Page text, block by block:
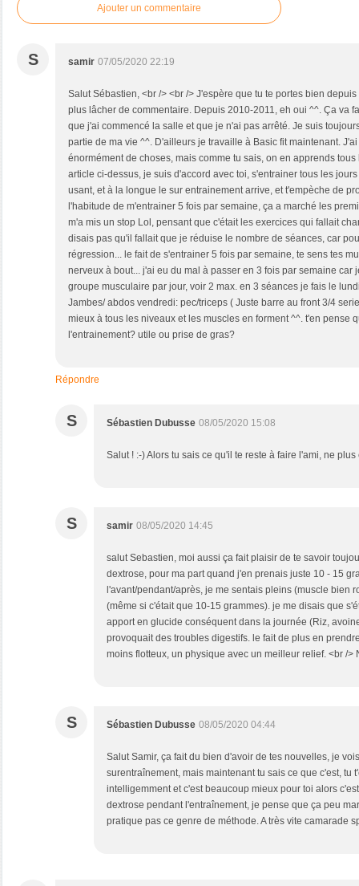
Ajouter un commentaire
S samir 07/05/2020 22:19
Salut Sébastien, <br /> <br /> J'espère que tu te portes bien
plus lâcher de commentaire. Depuis 2010-2011, eh oui ^^. Ça va
que j'ai commencé la salle et que je n'ai pas arrêté. Je suis
partie de ma vie ^^. D'ailleurs je travaille à Basic fit maintenant.
énormément de choses, mais comme tu sais, on en apprends
article ci-dessus, je suis d'accord avec toi, s'entrainer tous les
usant, et à la longue le sur entrainement arrive, et t'empèche de
l'habitude de m'entrainer 5 fois par semaine, ça a marché les
m'a mis un stop Lol, pensant que c'était les exercices qui fallait
disais pas qu'il fallait que je réduise le nombre de séances, car
régression... le fait de s'entrainer 5 fois par semaine, te sens tes
nerveux à bout... j'ai eu du mal à passer en 3 fois par semaine car
groupe musculaire par jour, voir 2 max. en 3 séances je fais le
Jambes/ abdos vendredi: pec/triceps ( Juste barre au front 3/4
mieux à tous les niveaux et les muscles en forment ^^. t'en pense
l'entrainement? utile ou prise de gras?
Répondre
S Sébastien Dubusse 08/05/2020 15:08
Salut ! :-) Alors tu sais ce qu'il te reste à faire l'ami, ne
S samir 08/05/2020 14:45
salut Sebastien, moi aussi ça fait plaisir de te savoir
dextrose, pour ma part quand j'en prenais juste 10 - 15
l'avant/pendant/après, je me sentais pleins (muscle bien
(même si c'était que 10-15 grammes). je me disais que
apport en glucide conséquent dans la journée (Riz,
provoquait des troubles digestifs. le fait de plus en
moins flotteux, un physique avec un meilleur relief. <br />
S Sébastien Dubusse 08/05/2020 04:44
Salut Samir, ça fait du bien d'avoir de tes nouvelles, je
surentraînement, mais maintenant tu sais ce que c'est, tu
intelligemment et c'est beaucoup mieux pour toi alors
dextrose pendant l'entraînement, je pense que ça peu
pratique pas ce genre de méthode. A très vite camarade